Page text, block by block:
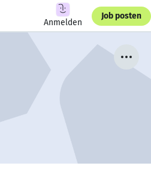
Anmelden
Job posten